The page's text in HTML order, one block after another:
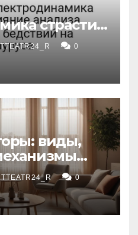
страсти:
на
0
виды,
уход
0